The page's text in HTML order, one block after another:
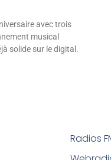
avec trois
musical
solide sur le digital.
Radios